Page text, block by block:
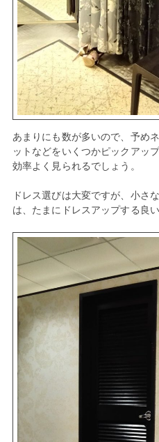
あまりにも数が多いので、予め
ットなどをいくつかピックアッ
効率よく見られるでしょう。
ドレス選びは大変ですが、小さ
は、たまにドレスアップする良